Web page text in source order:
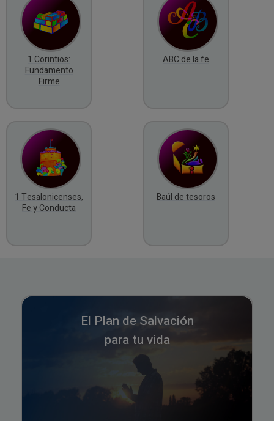
El Plan de Salvación
para tu vida
1 Corintios:
Fundamento
Firme
1 Tesalonicenses,
Fe y Conducta
ABC de la fe
Baúl de tesoros